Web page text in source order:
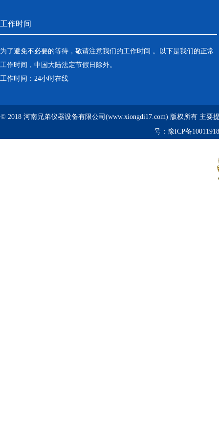
工作时间
为了避免不必要的等待，敬请注意我们的工作时间 。以下是我们的正常
工作时间，中国大陆法定节假日除外。
工作时间：24小时在线
© 2018 河南兄弟仪器设备有限公司(www.xiongdi17.com) 版权所有 主要
号： 豫ICP备